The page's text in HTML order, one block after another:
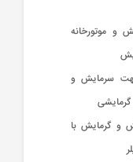
و موتورخانه
سرمایش و
گرمایشی
و گرمایش با